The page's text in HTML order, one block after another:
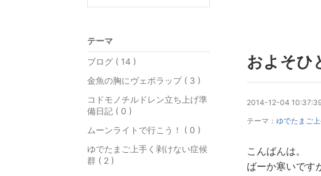
およそひ
2014-12-04
テーマ： ゆでたまご
こんばんは。
ばーか寒いです
テーマ
ブログ ( 14 )
金魚の胸にヴェポラップ ( 3 )
コドモノチルドレン立ち上げ準
備日記 ( 0 )
ムーンライトで行こう！ ( 0 )
ゆでたまご上手く剥けない症候
群 ( 2 )